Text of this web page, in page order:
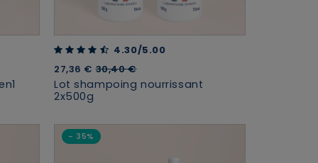
4.30 out of 5 Customer Rating
4.30/5.00
27,36 €Price reduced from
30,40 €to
Lot shampoing nourrissant
2x500g
- 35%